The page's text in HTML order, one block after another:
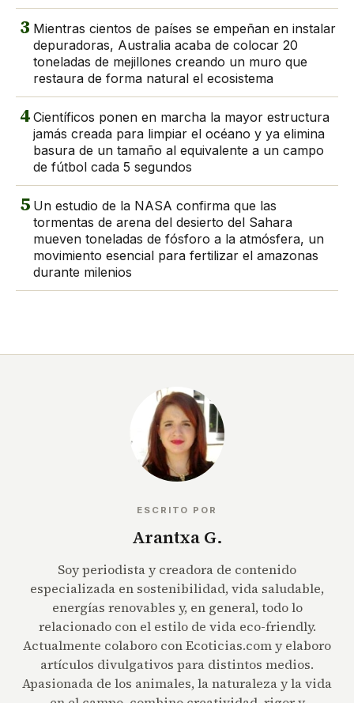
3 Mientras cientos de países se empeñan en instalar
depuradoras, Australia acaba de colocar 20
toneladas de mejillones creando un muro que
restaura de forma natural el ecosistema
4 Científicos ponen en marcha la mayor estructura
jamás creada para limpiar el océano y ya elimina
basura de un tamaño al equivalente a un campo
de fútbol cada 5 segundos
5 Un estudio de la NASA confirma que las
tormentas de arena del desierto del Sahara
mueven toneladas de fósforo a la atmósfera, un
movimiento esencial para fertilizar el amazonas
durante milenios
ESCRITO POR
Arantxa G.
Soy periodista y creadora de contenido
especializada en sostenibilidad, vida saludable,
energías renovables y, en general, todo lo
relacionado con el estilo de vida eco-friendly.
Actualmente colaboro con Ecoticias.com y elaboro
artículos divulgativos para distintos medios.
Apasionada de los animales, la naturaleza y la vida